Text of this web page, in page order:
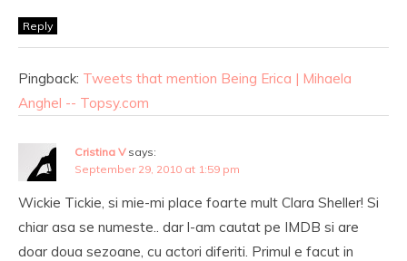
Reply
Pingback: Tweets that mention Being Erica | Mihaela
Anghel -- Topsy.com
Cristina V says:
September 29, 2010 at 1:59 pm
Wickie Tickie, si mie-mi place foarte mult Clara Sheller! Si
chiar asa se numeste.. dar l-am cautat pe IMDB si are
doar doua sezoane, cu actori diferiti. Primul e facut in